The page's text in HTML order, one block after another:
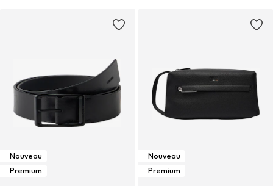
Nouveau
Premium
Nouveau
Premium